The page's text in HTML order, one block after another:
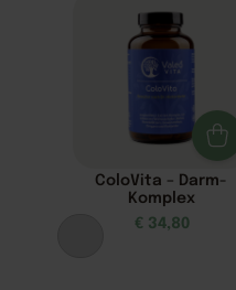
ColoVita – Darm-
Komplex
€ 34,80